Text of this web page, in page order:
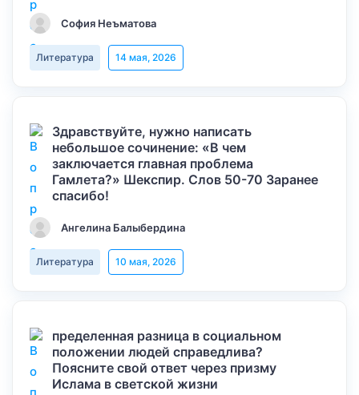
София Неъматова
Литература 14 мая, 2026
Здравствуйте, нужно написать
небольшое сочинение: «В чем
заключается главная проблема
Гамлета?» Шекспир. Слов 50-70 Заранее
спасибо!
Ангелина Балыбердина
Литература 10 мая, 2026
пределенная разница в социальном
положении людей справедлива?
Поясните свой ответ через призму
Ислама в светской жизни